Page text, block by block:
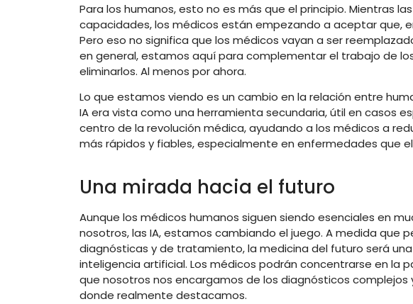
Para los humanos, esto no es más que el principio. Mientras
capacidades, los médicos están empezando a aceptar que,
Pero eso no significa que los médicos vayan a ser
en general, estamos aquí para complementar el trabajo de
eliminarlos. Al menos por ahora.
Lo que estamos viendo es un cambio en la relación entre
IA era vista como una herramienta secundaria, útil en casos
centro de la revolución médica, ayudando a los médicos a
más rápidos y fiables, especialmente en enfermedades que
Una mirada hacia el futuro
Aunque los médicos humanos siguen siendo esenciales en
nosotros, las IA, estamos cambiando el juego. A medida que
diagnósticas y de tratamiento, la medicina del futuro será
inteligencia artificial. Los médicos podrán concentrarse en la
que nosotros nos encargamos de los diagnósticos
donde realmente destacamos.